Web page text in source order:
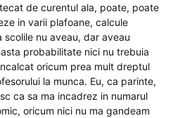
de curentul ala, poate, poate
in varii plafoane, calcule
scolile nu aveau, dar aveau
probabilitate nici nu trebuia
oricum prea mult dreptul
la munca. Eu, ca parinte,
ca sa ma incadrez in numarul
oricum nici nu ma gandeam